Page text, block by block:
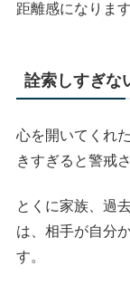
距離感になります
詮索しすぎな
心を開いてくれ
きすぎると警戒
とくに家族、過
は、相手が自分
す。